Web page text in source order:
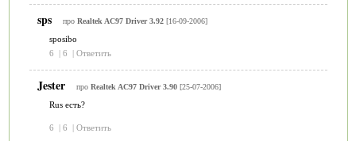
sps про Realtek AC97 Driver 3.92[16-09-2006]
sposibo
6
| 6 | Ответить
Jester про Realtek AC97 Driver 3.90[25-07-2006]
Rus есть?
6 | 6 | Ответить